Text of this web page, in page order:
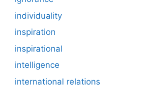
individuality
inspiration
inspirational
intelligence
international relations